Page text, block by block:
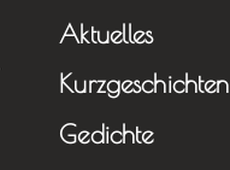
Aktuelles
Kurzgeschichten
Gedichte